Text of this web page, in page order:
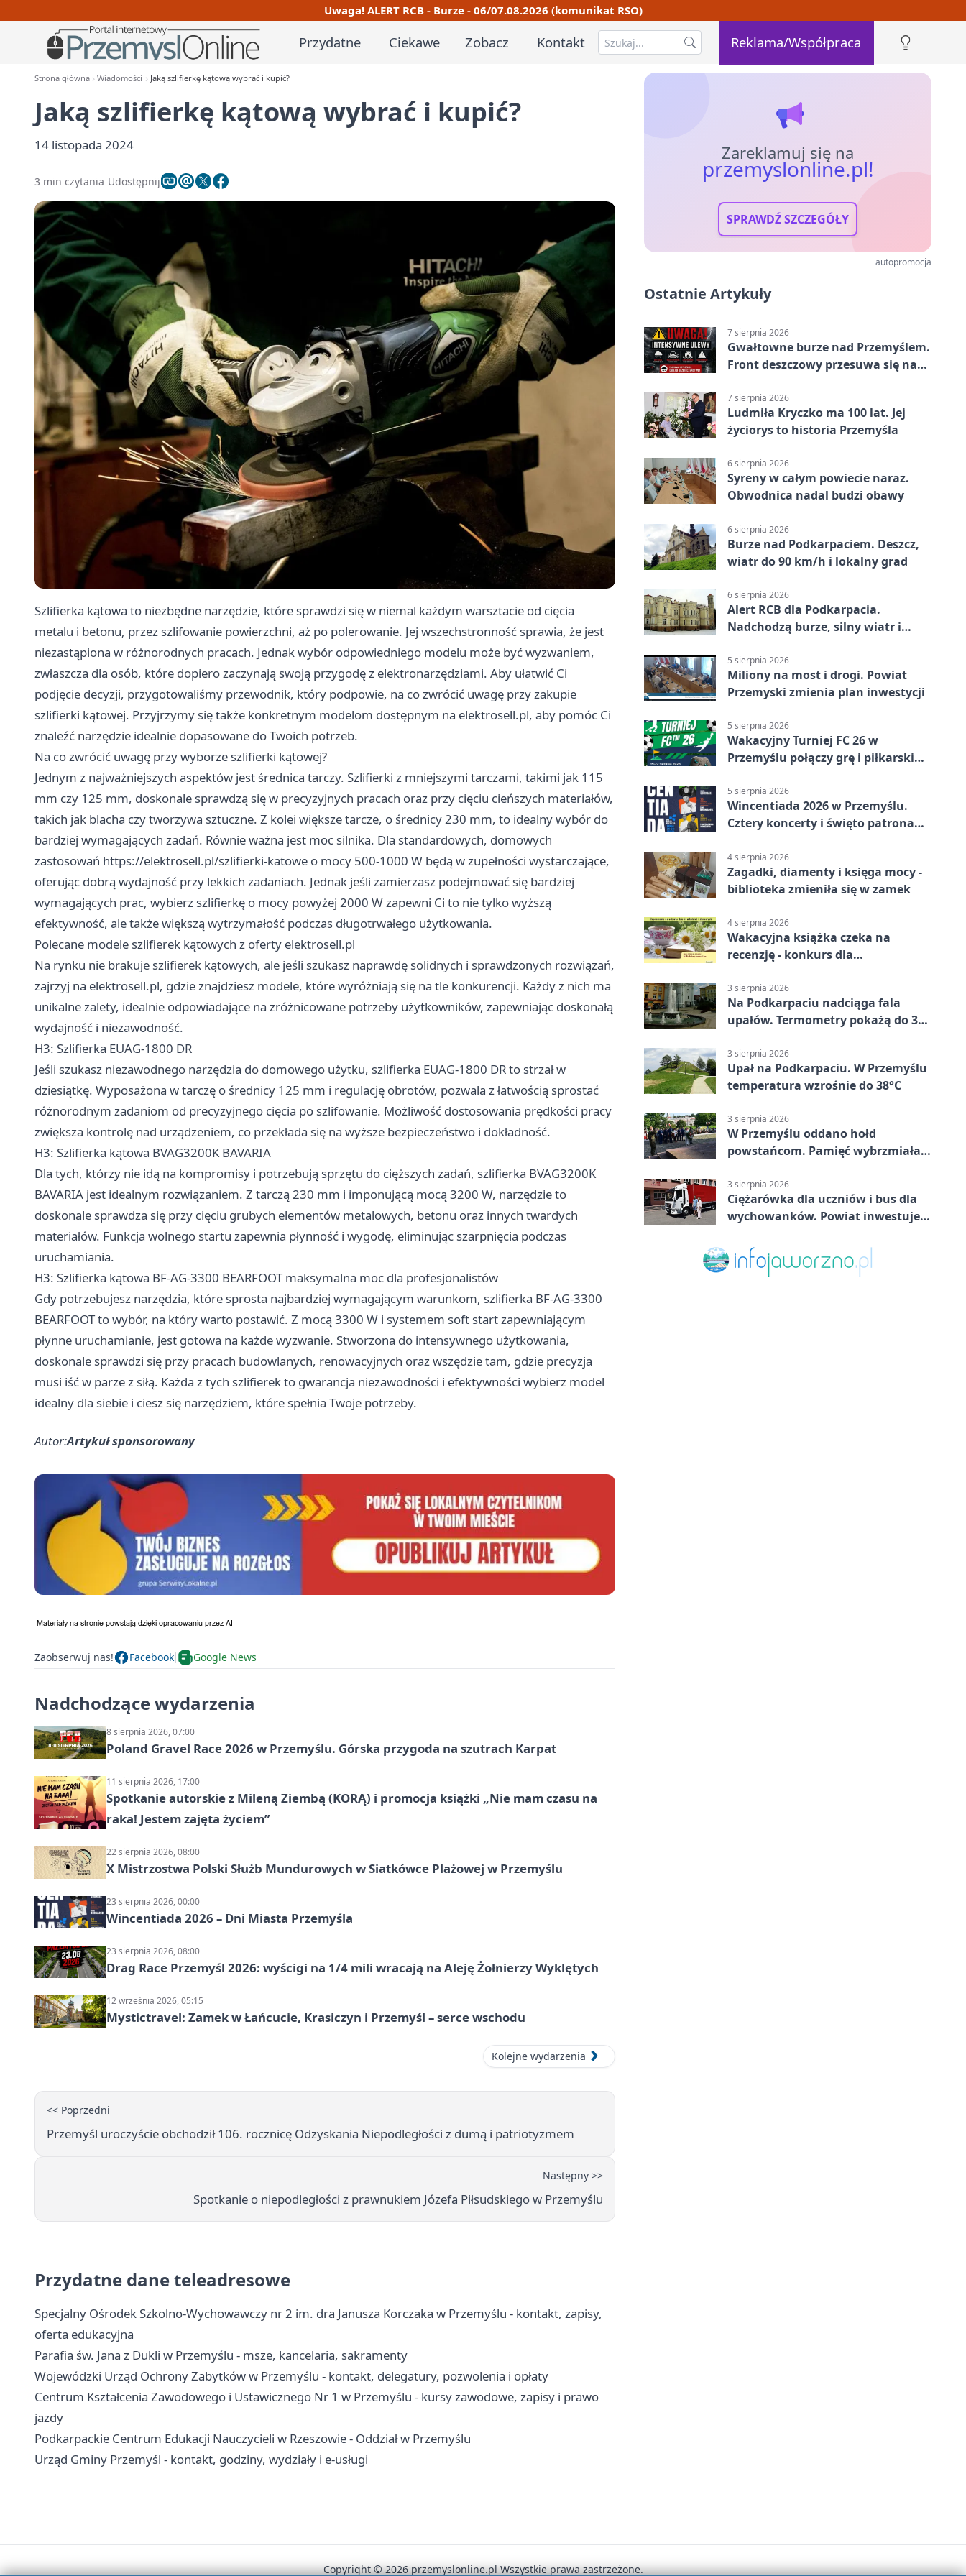
Uwaga! ALERT RCB - Burze - 06/07.08.2026 (komunikat RSO)
Przydatne Ciekawe Zobacz Kontakt Reklama/Współpraca
Strona główna Wiadomości Jaką szlifierkę kątową wybrać i kupić?
Jaką szlifierkę kątową wybrać i kupić?
14 listopada 2024
3 min czytania Udostępnij
Szlifierka kątowa to niezbędne narzędzie, które sprawdzi się w niemal każdym warsztacie od cięcia
metalu i betonu, przez szlifowanie powierzchni, aż po polerowanie. Jej wszechstronność sprawia, że jest
niezastąpiona w różnorodnych pracach. Jednak wybór odpowiedniego modelu może być wyzwaniem,
zwłaszcza dla osób, które dopiero zaczynają swoją przygodę z elektronarzędziami. Aby ułatwić Ci
podjęcie decyzji, przygotowaliśmy przewodnik, który podpowie, na co zwrócić uwagę przy zakupie
szlifierki kątowej. Przyjrzymy się także konkretnym modelom dostępnym na elektrosell.pl, aby pomóc Ci
znaleźć narzędzie idealnie dopasowane do Twoich potrzeb.
Na co zwrócić uwagę przy wyborze szlifierki kątowej?
Jednym z najważniejszych aspektów jest średnica tarczy. Szlifierki z mniejszymi tarczami, takimi jak 115
mm czy 125 mm, doskonale sprawdzą się w precyzyjnych pracach oraz przy cięciu cieńszych materiałów,
takich jak blacha czy tworzywa sztuczne. Z kolei większe tarcze, o średnicy 230 mm, to idealny wybór do
bardziej wymagających zadań. Równie ważna jest moc silnika. Dla standardowych, domowych
zastosowań https://elektrosell.pl/szlifierki-katowe o mocy 500-1000 W będą w zupełności wystarczające,
oferując dobrą wydajność przy lekkich zadaniach. Jednak jeśli zamierzasz podejmować się bardziej
wymagających prac, wybierz szlifierkę o mocy powyżej 2000 W zapewni Ci to nie tylko wyższą
efektywność, ale także większą wytrzymałość podczas długotrwałego użytkowania.
Polecane modele szlifierek kątowych z oferty elektrosell.pl
Na rynku nie brakuje szlifierek kątowych, ale jeśli szukasz naprawdę solidnych i sprawdzonych rozwiązań,
zajrzyj na elektrosell.pl, gdzie znajdziesz modele, które wyróżniają się na tle konkurencji. Każdy z nich ma
unikalne zalety, idealnie odpowiadające na zróżnicowane potrzeby użytkowników, zapewniając doskonałą
wydajność i niezawodność.
H3: Szlifierka EUAG-1800 DR
Jeśli szukasz niezawodnego narzędzia do domowego użytku, szlifierka EUAG-1800 DR to strzał w
dziesiątkę. Wyposażona w tarczę o średnicy 125 mm i regulację obrotów, pozwala z łatwością sprostać
różnorodnym zadaniom od precyzyjnego cięcia po szlifowanie. Możliwość dostosowania prędkości pracy
zwiększa kontrolę nad urządzeniem, co przekłada się na wyższe bezpieczeństwo i dokładność.
H3: Szlifierka kątowa BVAG3200K BAVARIA
Dla tych, którzy nie idą na kompromisy i potrzebują sprzętu do cięższych zadań, szlifierka BVAG3200K
BAVARIA jest idealnym rozwiązaniem. Z tarczą 230 mm i imponującą mocą 3200 W, narzędzie to
doskonale sprawdza się przy cięciu grubych elementów metalowych, betonu oraz innych twardych
materiałów. Funkcja wolnego startu zapewnia płynność i wygodę, eliminując szarpnięcia podczas
uruchamiania.
H3: Szlifierka kątowa BF-AG-3300 BEARFOOT maksymalna moc dla profesjonalistów
Gdy potrzebujesz narzędzia, które sprosta najbardziej wymagającym warunkom, szlifierka BF-AG-3300
BEARFOOT to wybór, na który warto postawić. Z mocą 3300 W i systemem soft start zapewniającym
płynne uruchamianie, jest gotowa na każde wyzwanie. Stworzona do intensywnego użytkowania,
doskonale sprawdzi się przy pracach budowlanych, renowacyjnych oraz wszędzie tam, gdzie precyzja
musi iść w parze z siłą. Każda z tych szlifierek to gwarancja niezawodności i efektywności wybierz model
idealny dla siebie i ciesz się narzędziem, które spełnia Twoje potrzeby.
Autor:Artykuł sponsorowany
Zaobserwuj nas! Facebook Google News
Nadchodzące wydarzenia
8 sierpnia 2026, 07:00
Poland Gravel Race 2026 w Przemyślu. Górska przygoda na szutrach Karpat
11 sierpnia 2026, 17:00
Spotkanie autorskie z Mileną Ziembą (KORĄ) i promocja książki „Nie mam czasu na
raka! Jestem zajęta życiem”
22 sierpnia 2026, 08:00
X Mistrzostwa Polski Służb Mundurowych w Siatkówce Plażowej w Przemyślu
23 sierpnia 2026, 00:00
Wincentiada 2026 – Dni Miasta Przemyśla
23 sierpnia 2026, 08:00
Drag Race Przemyśl 2026: wyścigi na 1/4 mili wracają na Aleję Żołnierzy Wyklętych
12 września 2026, 05:15
Mystictravel: Zamek w Łańcucie, Krasiczyn i Przemyśl – serce wschodu
Kolejne wydarzenia
<< Poprzedni
Przemyśl uroczyście obchodził 106. rocznicę Odzyskania Niepodległości z dumą i patriotyzmem
Następny >>
Spotkanie o niepodległości z prawnukiem Józefa Piłsudskiego w Przemyślu
Przydatne dane teleadresowe
Specjalny Ośrodek Szkolno-Wychowawczy nr 2 im. dra Janusza Korczaka w Przemyślu - kontakt, zapisy,
oferta edukacyjna
Parafia św. Jana z Dukli w Przemyślu - msze, kancelaria, sakramenty
Wojewódzki Urząd Ochrony Zabytków w Przemyślu - kontakt, delegatury, pozwolenia i opłaty
Centrum Kształcenia Zawodowego i Ustawicznego Nr 1 w Przemyślu - kursy zawodowe, zapisy i prawo
jazdy
Podkarpackie Centrum Edukacji Nauczycieli w Rzeszowie - Oddział w Przemyślu
Urząd Gminy Przemyśl - kontakt, godziny, wydziały i e-usługi
Zareklamuj się na
przemyslonline.pl!
SPRAWDŹ SZCZEGÓŁY
autopromocja
Ostatnie Artykuły
7 sierpnia 2026
Gwałtowne burze nad Przemyślem.
Front deszczowy przesuwa się na
7 sierpnia 2026
Ludmiła Kryczko ma 100 lat. Jej
życiorys to historia Przemyśla
6 sierpnia 2026
Syreny w całym powiecie naraz.
Obwodnica nadal budzi obawy
6 sierpnia 2026
Burze nad Podkarpaciem. Deszcz,
wiatr do 90 km/h i lokalny grad
6 sierpnia 2026
Alert RCB dla Podkarpacia.
Nadchodzą burze, silny wiatr i
5 sierpnia 2026
Miliony na most i drogi. Powiat
Przemyski zmienia plan inwestycji
5 sierpnia 2026
Wakacyjny Turniej FC 26 w
Przemyślu połączy grę i piłkarski
5 sierpnia 2026
Wincentiada 2026 w Przemyślu.
Cztery koncerty i święto patrona
4 sierpnia 2026
Zagadki, diamenty i księga mocy -
biblioteka zmieniła się w zamek
4 sierpnia 2026
Wakacyjna książka czeka na
recenzję - konkurs dla
3 sierpnia 2026
Na Podkarpaciu nadciąga fala
upałów. Termometry pokażą do 36
3 sierpnia 2026
Upał na Podkarpaciu. W Przemyślu
temperatura wzrośnie do 38°C
3 sierpnia 2026
W Przemyślu oddano hołd
powstańcom. Pamięć wybrzmiała
3 sierpnia 2026
Ciężarówka dla uczniów i bus dla
wychowanków. Powiat inwestuje
Copyright © 2026 przemyslonline.pl Wszystkie prawa zastrzeżone.